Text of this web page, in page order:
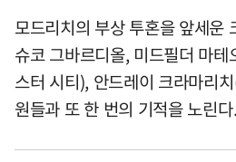
모드리치의 부상 투혼을 앞세운
슈코 그바르디올, 미드필더 마
스터 시티), 안드레이 크라마리
원들과 또 한 번의 기적을 노린다.